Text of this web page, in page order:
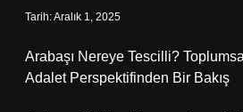
Tarih: Aralık 1, 2025
Arabaşı Nereye Tescilli?
Adalet Perspektifinden Bir Bakış